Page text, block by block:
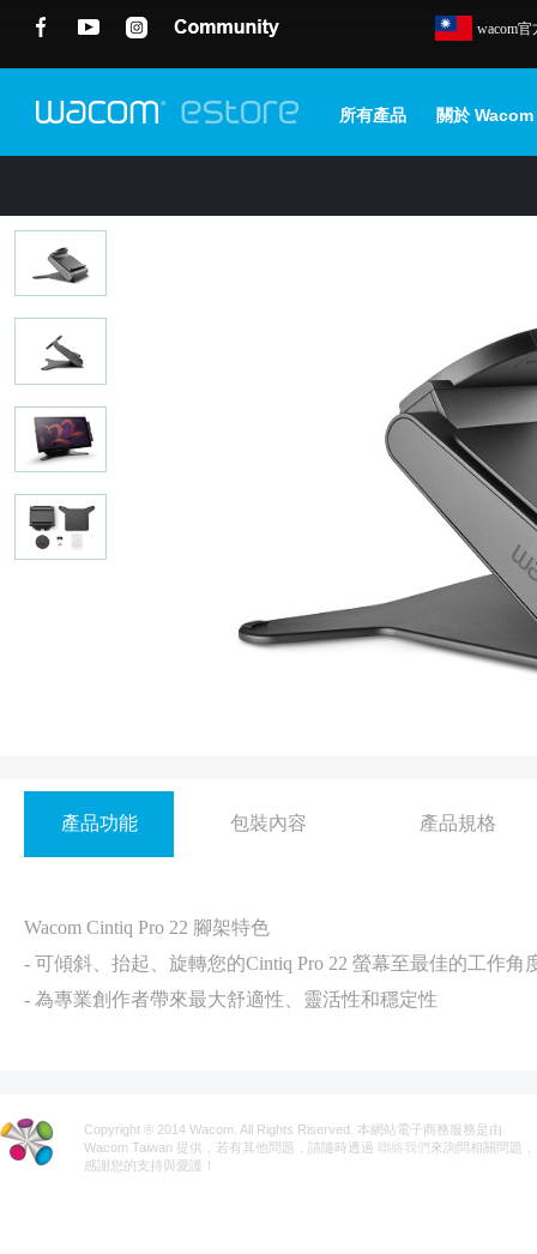
wacom
所有產品 關於 Wacom
產品功能 包裝內容 產品規格
Wacom Cintiq Pro 22 腳架特色
- 可傾斜、抬起、旋轉您的Cintiq Pro 22 螢幕至最佳的工作角
- 為專業創作者帶來最大舒適性、靈活性和穩定性
Copyright ® 2014 Wacom. All Rights Riserved. 本網站電子商務服務是由
Wacom Taiwan 提供，若有其他問題，請隨時透過
聯絡我們 來詢問相關問題，
感謝您的支持與愛護！